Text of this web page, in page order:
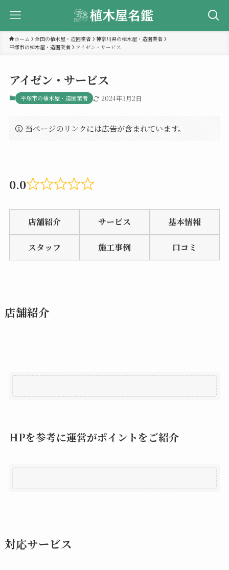
ホーム 全国の植木屋・造園業者
神奈川県の植木屋・造園業者
平塚市の植木屋・造園業者
アイゼン・サービス
アイゼン・サービス
平塚市の植木屋・造園業者 2024年3月2日
当ページのリンクには広告が含まれています。
0.0
Rated
0.0
out
5
店舗紹介 サービス 基本情報
スタッフ 施工事例 口コミ
店舗紹介
HPを参考に運営がポイントをご紹介
対応サービス